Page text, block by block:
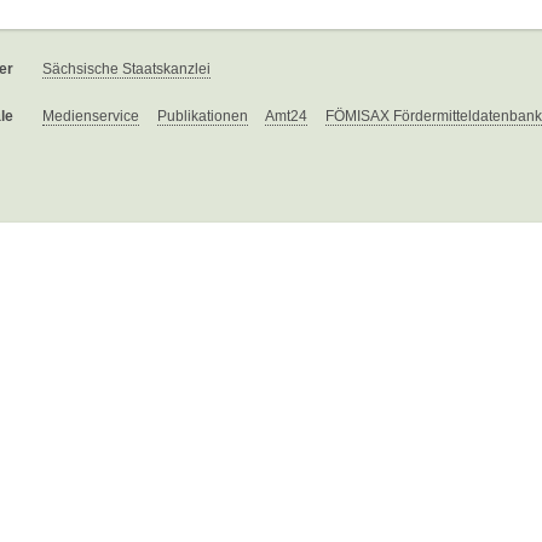
Sächsische Staatskanzlei
Medienservice Publikationen Amt24 FÖMISAX Fördermitteldatenbank